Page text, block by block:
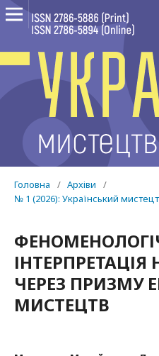
Головна / Архіви
/
№ 1 (2026): Український
ЧЕРЕЗ ПРИЗМУ
МИСТЕЦТВ